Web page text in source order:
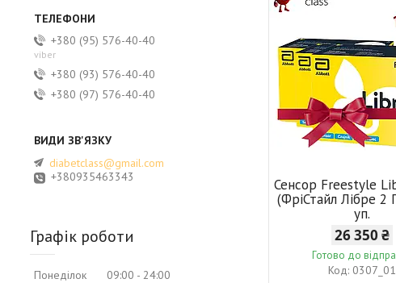
Сенсор Freestyle
(ФріСтайл Лібре 2
уп.
26 350 ₴
Готово до
0307_01
+380 (95) 576-40-40
viber
+380 (93) 576-40-40
+380 (97) 576-40-40
diabetclass@gmail.com
+380935463343
Графік роботи
Понеділок 09:00
24:00